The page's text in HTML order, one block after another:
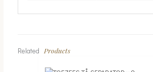
Related Products